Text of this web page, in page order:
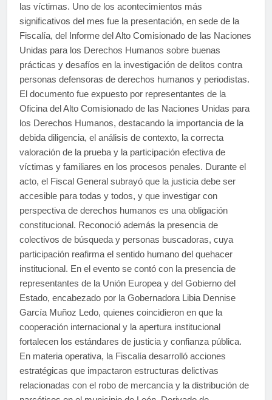
las víctimas. Uno de los acontecimientos más
significativos del mes fue la presentación, en sede de la
Fiscalía, del Informe del Alto Comisionado de las Naciones
Unidas para los Derechos Humanos sobre buenas
prácticas y desafíos en la investigación de delitos contra
personas defensoras de derechos humanos y periodistas.
El documento fue expuesto por representantes de la
Oficina del Alto Comisionado de las Naciones Unidas para
los Derechos Humanos, destacando la importancia de la
debida diligencia, el análisis de contexto, la correcta
valoración de la prueba y la participación efectiva de
víctimas y familiares en los procesos penales. Durante el
acto, el Fiscal General subrayó que la justicia debe ser
accesible para todas y todos, y que investigar con
perspectiva de derechos humanos es una obligación
constitucional. Reconoció además la presencia de
colectivos de búsqueda y personas buscadoras, cuya
participación reafirma el sentido humano del quehacer
institucional. En el evento se contó con la presencia de
representantes de la Unión Europea y del Gobierno del
Estado, encabezado por la Gobernadora Libia Dennise
García Muñoz Ledo, quienes coincidieron en que la
cooperación internacional y la apertura institucional
fortalecen los estándares de justicia y confianza pública.
En materia operativa, la Fiscalía desarrolló acciones
estratégicas que impactaron estructuras delictivas
relacionadas con el robo de mercancía y la distribución de